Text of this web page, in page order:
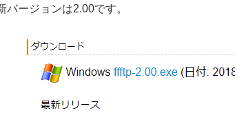
バージョンは2.00です。